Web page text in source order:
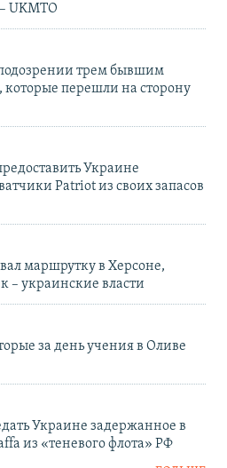
UKMTO
трем бывшим
перешли на сторону
Украине
Patriot из своих запасов
маршрутку в Херсоне,
– украинские власти
за день учения в Оливе
Украине задержанное в
из «теневого флота» РФ